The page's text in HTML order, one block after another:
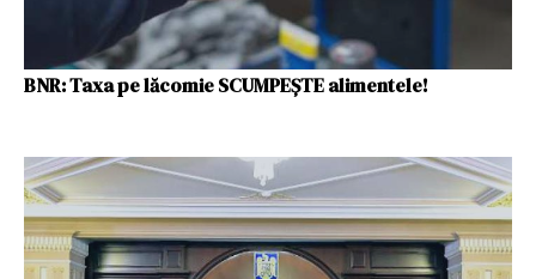
BNR: Taxa pe lăcomie SCUMPEȘTE alimentele!